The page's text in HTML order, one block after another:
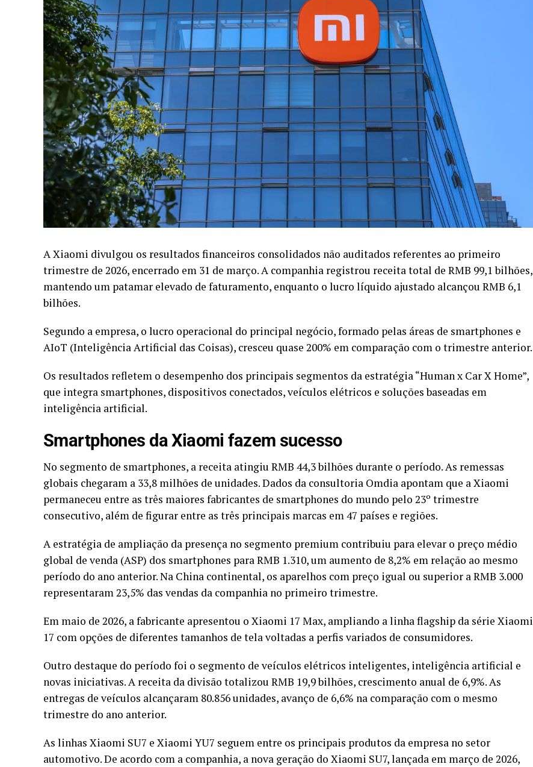
AXiaomi divulgou os resultados financeiros consolidados não auditados referentes ao primeiro
trimestre de 2026, encerrado em 31 de março. A companhia registrou receita total de RMB 99,1 bilhões,
mantendo um patamar elevado de faturamento, enquanto o lucro líquido ajustado alcançou RMB 6,1
bilhões.
Segundo a empresa, o lucro operacional do principal negócio, formado pelas áreas de smartphones e
AIoT (Inteligência Artificial das Coisas), cresceu quase 200% em comparação com o trimestre anterior.
Os resultados refletem o desempenho dos principais segmentos da estratégia “Human x Car X Home”,
que integra smartphones, dispositivos conectados, veículos elétricos e soluções baseadas em
inteligência artificial.
Smartphones da Xiaomi fazem sucesso
No segmento de smartphones, a receita atingiu RMB 44,3 bilhões durante o período. As remessas
globais chegaram a 33,8 milhões de unidades. Dados da consultoria Omdia apontam que a Xiaomi
permaneceu entre as três maiores fabricantes de smartphones do mundo pelo 23º trimestre
consecutivo, além de figurar entre as três principais marcas em 47 países e regiões.
A estratégia de ampliação da presença no segmento premium contribuiu para elevar o preço médio
global de venda (ASP) dos smartphones para RMB 1.310, um aumento de 8,2% em relação ao mesmo
período do ano anterior. Na China continental, os aparelhos com preço igual ou superior a RMB 3.000
representaram 23,5% das vendas da companhia no primeiro trimestre.
Em maio de 2026, a fabricante apresentou o Xiaomi 17 Max, ampliando a linha flagship da série Xiaomi
17 com opções de diferentes tamanhos de tela voltadas a perfis variados de consumidores.
Outro destaque do período foi o segmento de veículos elétricos inteligentes, inteligência artificial e
novas iniciativas. A receita da divisão totalizou RMB 19,9 bilhões, crescimento anual de 6,9%. As
entregas de veículos alcançaram 80.856 unidades, avanço de 6,6% na comparação com o mesmo
trimestre do ano anterior.
As linhas Xiaomi SU7 e Xiaomi YU7 seguem entre os principais produtos da empresa no setor
automotivo. De acordo com a companhia, a nova geração do Xiaomi SU7, lançada em março de 2026,